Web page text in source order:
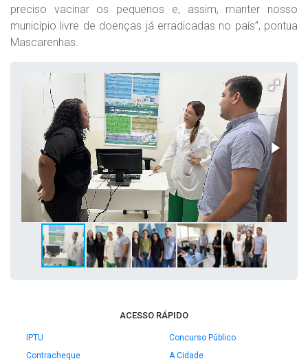
preciso vacinar os pequenos e, assim, manter nosso
município livre de doenças já erradicadas no país”, pontua
Mascarenhas.
ACESSO RÁPIDO
IPTU
Concurso Público
Contracheque
A Cidade